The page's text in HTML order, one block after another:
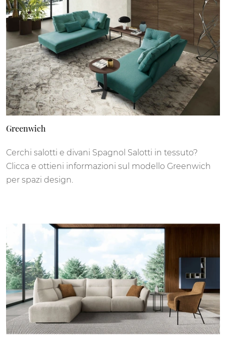
Greenwich
Cerchi salotti e divani Spagnol Salotti in tessuto?
Clicca e ottieni informazioni sul modello Greenwich
per spazi design.